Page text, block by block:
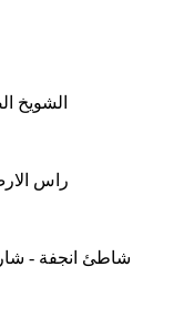
الشويخ
راس الارض